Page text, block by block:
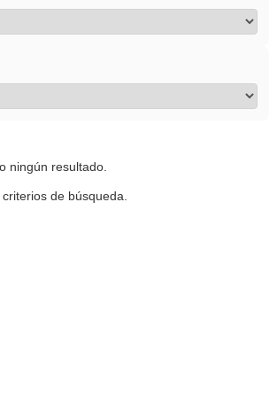
ningún resultado.
de búsqueda.